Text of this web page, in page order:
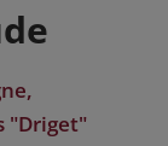
"Driget"